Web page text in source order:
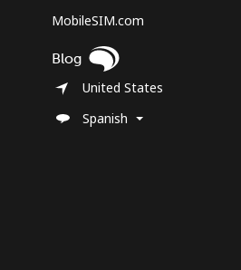
MobileSIM.com
Blog
United States
Spanish